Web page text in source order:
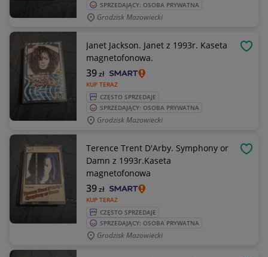
SPRZEDAJĄCY: OSOBA PRYWATNA
Grodzisk Mazowiecki
Janet Jackson. Janet z 1993r. Kaseta
magnetofonowa.
KUP TERAZ
39zł
CZĘSTO SPRZEDAJE
SPRZEDAJĄCY: OSOBA PRYWATNA
Grodzisk Mazowiecki
Terence Trent D'Arby. Symphony or
Damn z 1993r.Kaseta
magnetofonowa
KUP TERAZ
39zł
CZĘSTO SPRZEDAJE
SPRZEDAJĄCY: OSOBA PRYWATNA
Grodzisk Mazowiecki